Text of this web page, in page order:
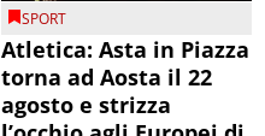
SPORT
Atletica: Asta in Piazza
torna ad Aosta il 22
agosto e strizza